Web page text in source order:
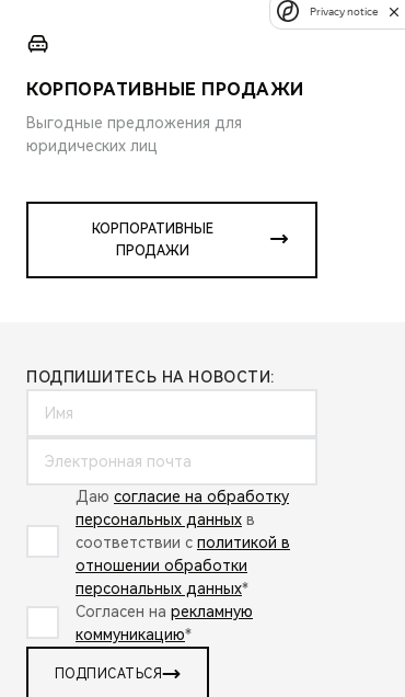
КОРПОРАТИВНЫЕ ПРОДАЖИ
Выгодные предложения для
юридических лиц
КОРПОРАТИВНЫЕ
ПРОДАЖИ
ПОДПИШИТЕСЬ НА НОВОСТИ:
Даю согласие на обработку
персональных данных в
соответствии с политикой в
отношении обработки
персональных данных*
Согласен на рекламную
коммуникацию*
ПОДПИСАТЬСЯ
Privacy notice